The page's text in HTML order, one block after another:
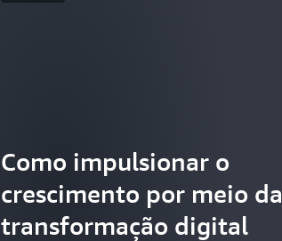
Como impulsionar o
crescimento por meio da
transformação digital